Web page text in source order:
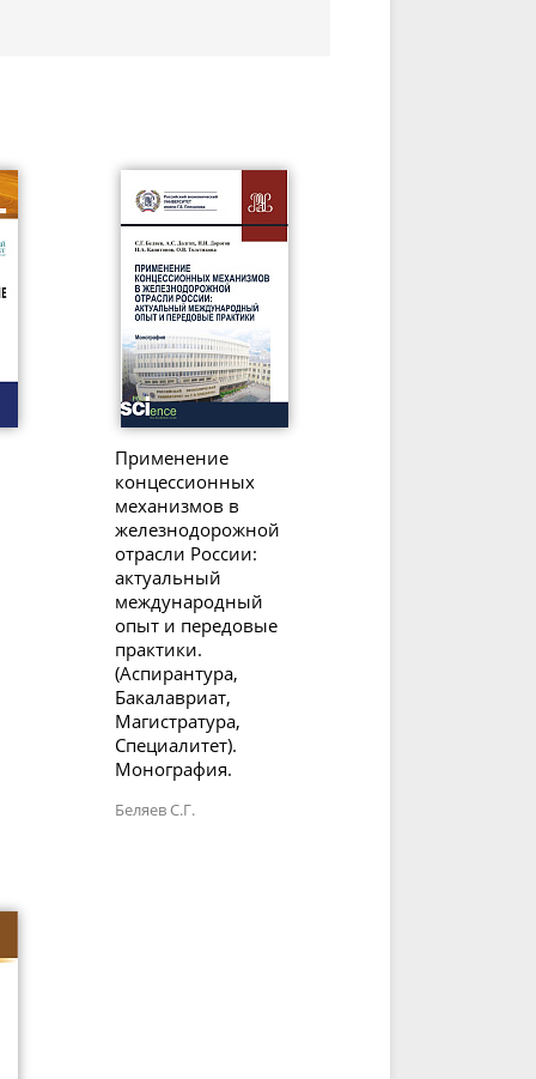
Применение
концессионных
механизмов в
железнодорожной
отрасли России:
актуальный
международный
опыт и передовые
практики.
(Аспирантура,
Бакалавриат,
Магистратура,
Специалитет).
Монография.
Беляев С.Г.